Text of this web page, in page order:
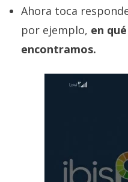
tecnología,
móviles,
ordenadores,
apps,
informática,
comparativas,
Ahora toca
por ejemplo, en
encontramos.